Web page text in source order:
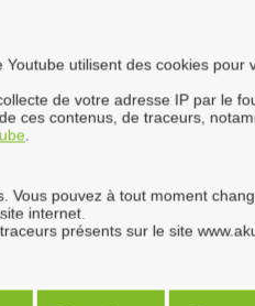
utilisent des cookies pour
de votre adresse IP par le
ces contenus, de traceurs,
.
Vous pouvez à tout moment
internet.
présents sur le site